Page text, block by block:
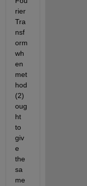
rier
Tra
nsf
orm
wh
en
met
hod
(2)
oug
ht
to
giv
e
the
sa
me